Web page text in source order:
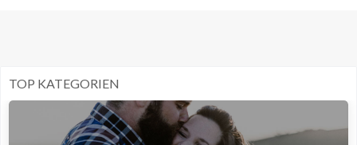
TOP KATEGORIEN